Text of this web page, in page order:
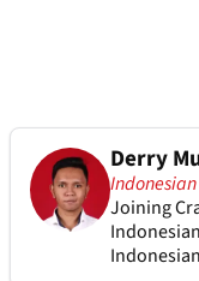
Derry
Joining